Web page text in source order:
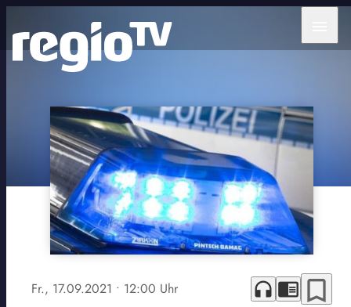
Fr., 17.09.2021 • 12:00 Uhr headphones chrome_reader_mode bookmark_border